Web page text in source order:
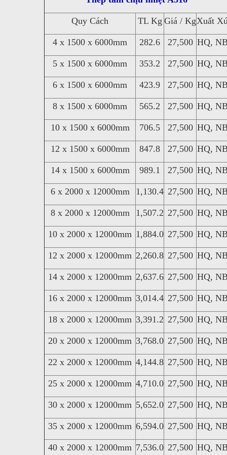
Quy Cách TL Kg Giá / KgXuất
4 x 1500 x 6000mm 282.6 27,500 HQ, NB
5 x 1500 x 6000mm 353.2 27,500 HQ, NB
6 x 1500 x 6000mm 423.9 27,500 HQ, NB
8 x 1500 x 6000mm 565.2 27,500 HQ, NB
10 x 1500 x 6000mm 706.5 27,500 HQ, NB
12 x 1500 x 6000mm 847.8 27,500 HQ, NB
14 x 1500 x 6000mm 989.1 27,500 HQ, NB
6 x 2000 x 12000mm 1,130.4 27,500 HQ, NB
8 x 2000 x 12000mm 1,507.2 27,500 HQ, NB
10 x 2000 x 12000mm 1,884.0 27,500 HQ, NB
12 x 2000 x 12000mm 2,260.8 27,500 HQ, NB
14 x 2000 x 12000mm 2,637.6 27,500 HQ, NB
16 x 2000 x 12000mm 3,014.4 27,500 HQ, NB
18 x 2000 x 12000mm 3,391.2 27,500 HQ, NB
20 x 2000 x 12000mm 3,768.0 27,500 HQ, NB
22 x 2000 x 12000mm 4,144.8 27,500 HQ, NB
25 x 2000 x 12000mm 4,710.0 27,500 HQ, NB
30 x 2000 x 12000mm 5,652.0 27,500 HQ, NB
35 x 2000 x 12000mm 6,594.0 27,500 HQ, NB
40 x 2000 x 12000mm 7,536.0 27,500 HQ, NB